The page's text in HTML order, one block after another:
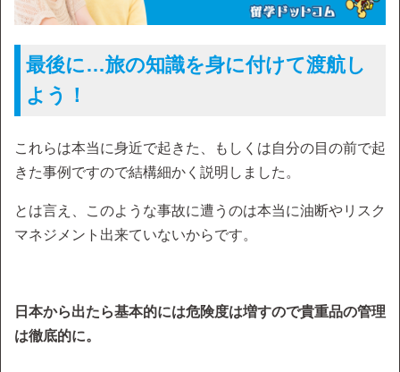
最後に…旅の知識を身に付けて渡航し
よう！
これらは本当に身近で起きた、もしくは自分の目の前で起
きた事例ですので結構細かく説明しました。
とは言え、このような事故に遭うのは本当に油断やリスク
マネジメント出来ていないからです。
日本から出たら基本的には危険度は増すので貴重品の管理
は徹底的に。